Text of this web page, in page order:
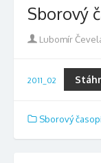
Sborový
Author
Lubomír
2011_02
Sborový